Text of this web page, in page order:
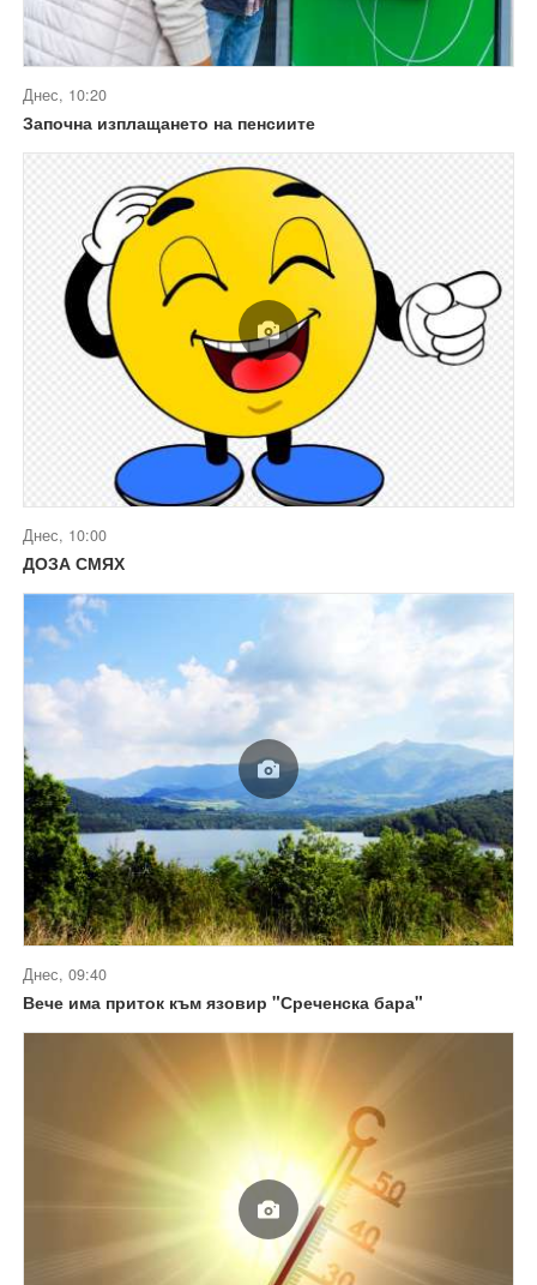
Днес, 10:20
Започна изплащането на пенсиите
Днес, 10:00
ДОЗА СМЯХ
Днес, 09:40
Вече има приток към язовир "Среченска бара"